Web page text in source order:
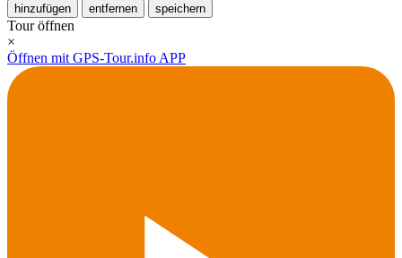
hinzufügen entfernen speichern
Tour öffnen
×
Öffnen mit GPS-Tour.info APP